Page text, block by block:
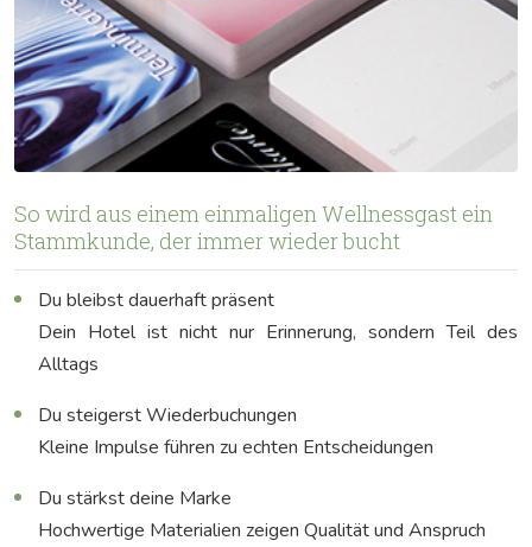
So wird aus einem einmaligen Wellnessgast ein
Stammkunde, der immer wieder bucht
Du bleibst dauerhaft präsent
Dein Hotel ist nicht nur Erinnerung, sondern Teil des
Alltags
Du steigerst Wiederbuchungen
Kleine Impulse führen zu echten Entscheidungen
Du stärkst deine Marke
Hochwertige Materialien zeigen Qualität und Anspruch